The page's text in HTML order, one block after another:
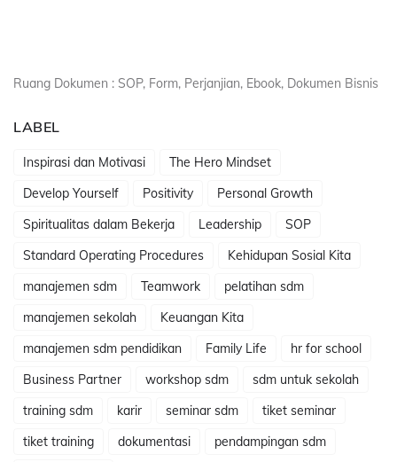
Ruang Dokumen : SOP, Form, Perjanjian, Ebook, Dokumen Bisnis
LABEL
Inspirasi dan Motivasi
The Hero Mindset
Develop Yourself
Positivity
Personal Growth
Spiritualitas dalam Bekerja
Leadership
SOP
Standard Operating Procedures
Kehidupan Sosial Kita
manajemen sdm
Teamwork
pelatihan sdm
manajemen sekolah
Keuangan Kita
manajemen sdm pendidikan
Family Life
hr for school
Business Partner
workshop sdm
sdm untuk sekolah
training sdm
karir seminar sdm
tiket seminar
tiket training
dokumentasi
pendampingan sdm